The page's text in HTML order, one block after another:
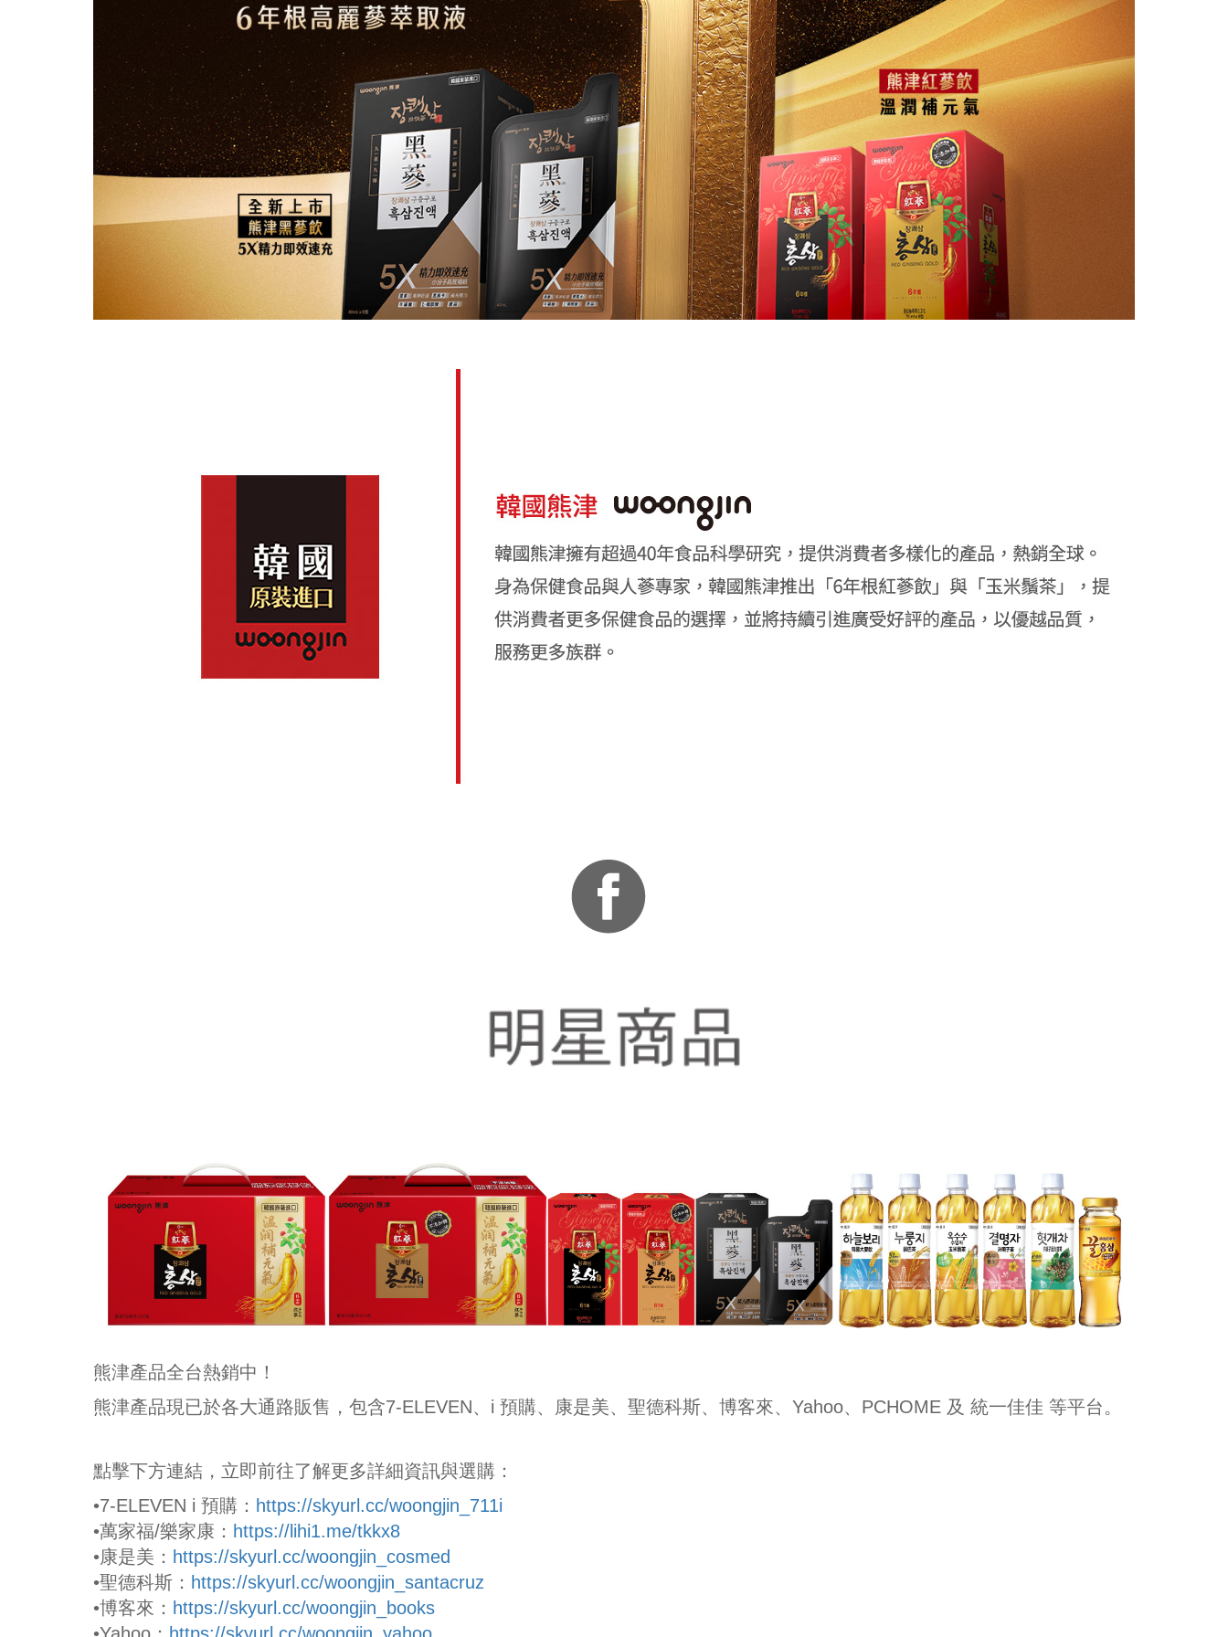
熊津產品全台熱銷中！
熊津產品現已於各大通路販售，包含7-ELEVEN、i 預購、康是美、聖德科斯、博客來、Yahoo、PCHOME 及 統一佳佳 等平台。
點擊下方連結，立即前往了解更多詳細資訊與選購：
•7-ELEVEN i 預購： https://skyurl.cc/woongjin_711i
•萬家福/樂家康： https://lihi1.me/tkkx8
•康是美： https://skyurl.cc/woongjin_cosmed
•聖德科斯： https://skyurl.cc/woongjin_santacruz
•博客來： https://skyurl.cc/woongjin_books